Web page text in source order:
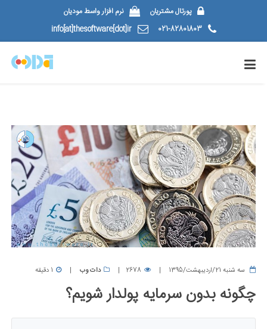
پورتال مشتریان
نرم افزار واسط مودیان
021-82801803
info[at]thesoftware[dot]ir
سه شنبه 21/اردیبهشت/1395 2678 دات وب 1 دقیقه
چگونه بدون سرمایه پولدار شویم؟